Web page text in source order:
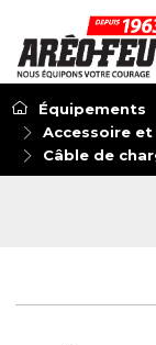
Équipements
Accessoire
Câble de